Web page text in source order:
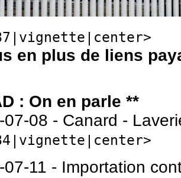
en plus de liens
: On en parle **
07-08 - Canard -
11 - Importation